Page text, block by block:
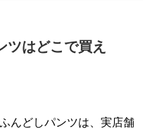
ツはどこで買え
んどしパンツは、実店舗